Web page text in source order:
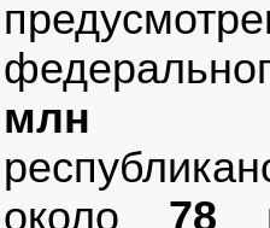
млн
около 78